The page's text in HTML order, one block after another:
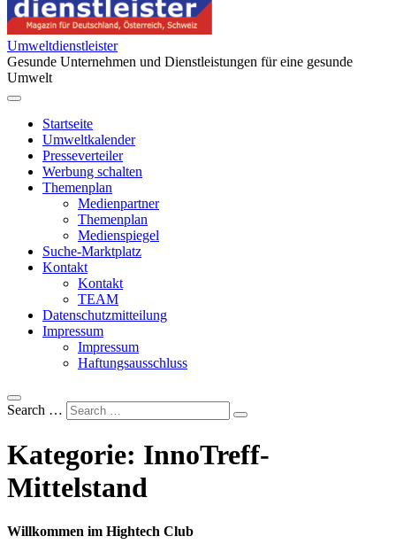
Umweltdienstleister
Gesunde Unternehmen und Dienstleistungen für eine gesunde
Umwelt
Startseite
Umweltkalender
Presseverteiler
Werbung schalten
Themenplan
Medienpartner
Themenplan
Medienspiegel
Suche-Marktplatz
Kontakt
Kontakt
TEAM
Datenschutzmitteilung
Impressum
Impressum
Haftungsausschluss
Search …
Kategorie: InnoTreff-
Mittelstand
Willkommen im Hightech Club